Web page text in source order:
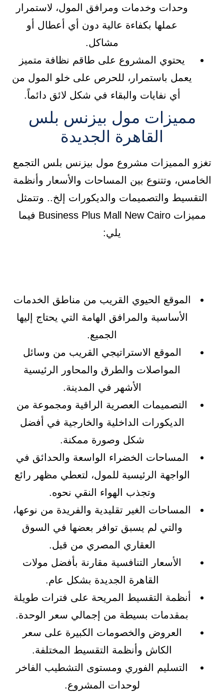
وحدات وخدمات ومرافق المول، لاستمرار
عملها بكفاءة عالية دون أي أعطال أو
مشاكل.
يحتوي المشروع على طاقم نظافة متميز
يعمل باستمرار، للحرص على خلو المول من
أي نفايات والبقاء في شكل لائق دائماً.
مميزات مول بيزنس بلس
القاهرة الجديدة
تغزو المميزات مشروع مول بيزنس بلس التجمع
الخامس، وتتنوع بين المساحات والأسعار وأنظمة
التقسيط والتصميمات والديكورات إلخ.. وتتمثل
مميزات Business Plus Mall New Cairo فيما
يلي:
الموقع الحيوي القريب من مناطق الخدمات
الأساسية والمرافق الهامة التي يحتاج إليها
الجميع.
الموقع الاستراتيجي القريب من وسائل
المواصلات والطرق والمحاور الرئيسية
الأشهر في المدينة.
التصميمات العصرية الراقية ومجموعة من
الديكورات الداخلية والخارجية في أفضل
شكل وصورة ممكنة.
المساحات الخضراء الواسعة والحدائق في
الواجهة الرئيسية للمول، لتعطي مظهر رائع
وتجذب الهواء النقي نحوه.
المساحات الغير تقليدية والفريدة من نوعها،
والتي لم يسبق توافر بعضها في السوق
العقاري المصري من قبل.
الأسعار التنافسية مقارنة بأفضل مولات
القاهرة الجديدة بشكل عام.
أنظمة التقسيط المريحة على فترات طويلة
بمقدمات بسيطة من إجمالي سعر الوحدة.
العروض والخصومات الكبيرة على سعر
الكاش وأنظمة التقسيط المختلفة.
التسليم الفوري ومستوى التشطيب الفاخر
لوحدات المشروع.